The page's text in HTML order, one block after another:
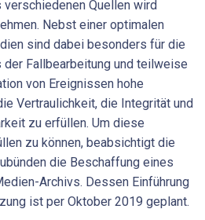
Quellen wird
Nebst einer optimalen
sind dabei besonders für die
der Fallbearbeitung und teilweise
von Ereignissen hohe
Vertraulichkeit, die Integrität und
zu erfüllen. Um diese
zu können, beabsichtigt die
die Beschaffung eines
Archivs. Dessen Einführung
ist per Oktober 2019 geplant.